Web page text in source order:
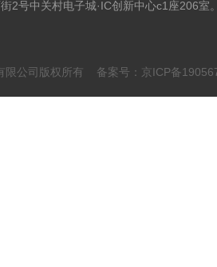
2号中关村电子城·IC创新中心c1座206室
限公司版权所有 备案号：京ICP备